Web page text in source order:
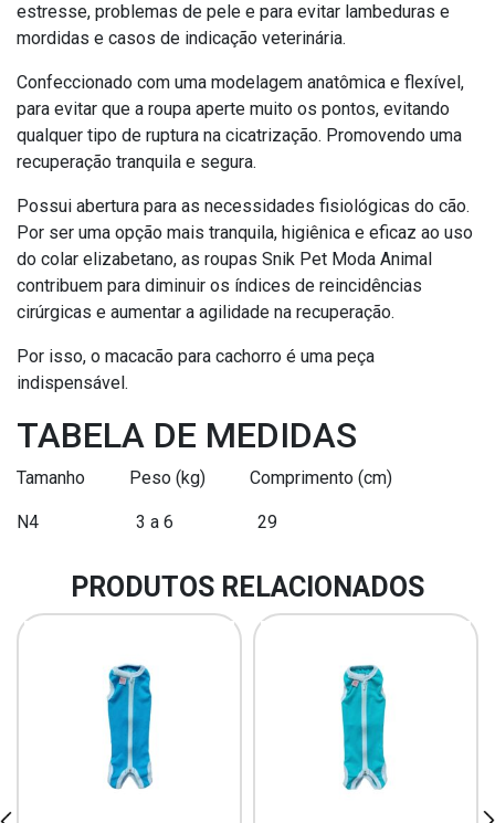
estresse, problemas de pele e para evitar lambeduras e
mordidas e casos de indicação veterinária.
Confeccionado com uma modelagem anatômica e flexível,
para evitar que a roupa aperte muito os pontos, evitando
qualquer tipo de ruptura na cicatrização. Promovendo uma
recuperação tranquila e segura.
Possui abertura para as necessidades fisiológicas do cão.
Por ser uma opção mais tranquila, higiênica e eficaz ao uso
do colar elizabetano, as roupas Snik Pet Moda Animal
contribuem para diminuir os índices de reincidências
cirúrgicas e aumentar a agilidade na recuperação.
Por isso, o macacão para cachorro é uma peça
indispensável.
TABELA DE MEDIDAS
Tamanho Peso (kg) Comprimento (cm)
N4 3 a 6 29
PRODUTOS RELACIONADOS